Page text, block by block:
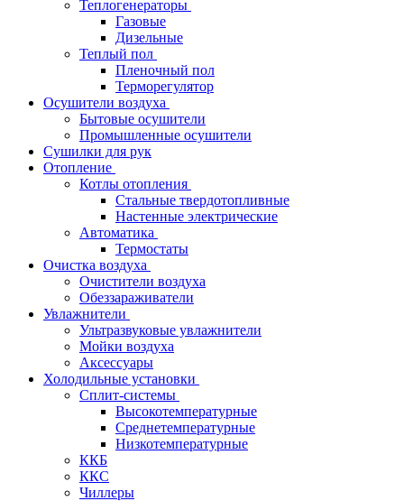
Теплогенераторы
Газовые
Дизельные
Теплый пол
Пленочный пол
Терморегулятор
Осушители воздуха
Бытовые осушители
Промышленные осушители
Сушилки для рук
Отопление
Котлы отопления
Стальные твердотопливные
Настенные электрические
Автоматика
Термостаты
Очистка воздуха
Очистители воздуха
Обеззараживатели
Увлажнители
Ультразвуковые увлажнители
Мойки воздуха
Аксессуары
Холодильные установки
Сплит-системы
Высокотемпературные
Среднетемпературные
Низкотемпературные
ККБ
ККС
Чиллеры